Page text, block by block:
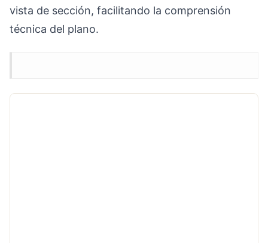
vista de sección, facilitando la comprensión
técnica del plano.